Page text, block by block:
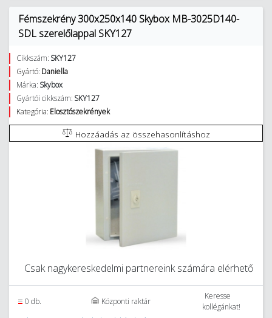
Fémszekrény 300x250x140 Skybox MB-3025D140-
SDL szerelőlappal SKY127
Cikkszám: SKY127
Gyártó: Daniella
Márka: Skybox
Gyártói cikkszám: SKY127
Kategória: Elosztószekrények
Hozzáadás az összehasonlításhoz
Csak nagykereskedelmi partnereink számára elérhető
0 db. Központi raktár
Keresse
kollégánkat!